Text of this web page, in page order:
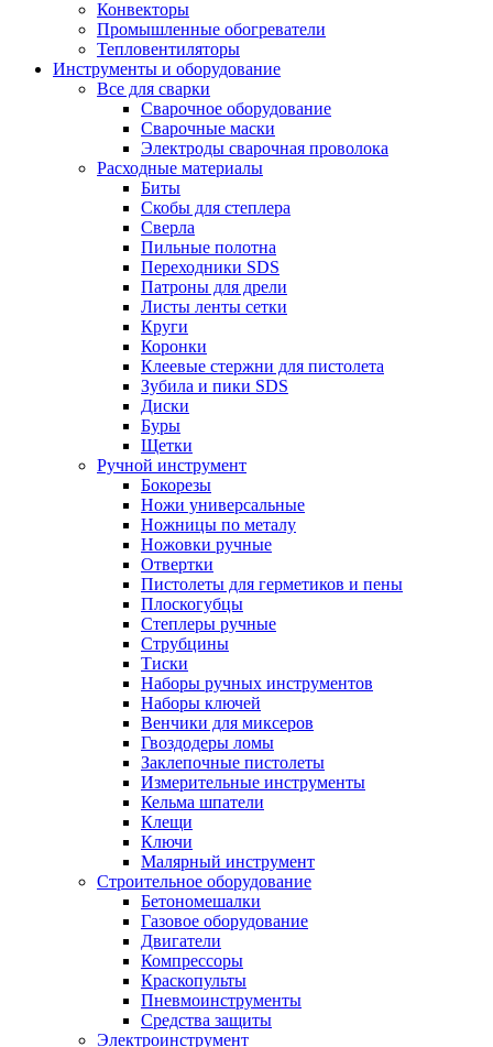
Конвекторы
Промышленные обогреватели
Тепловентиляторы
Инструменты и оборудование
Все для сварки
Сварочное оборудование
Сварочные маски
Электроды сварочная проволока
Расходные материалы
Биты
Скобы для степлера
Сверла
Пильные полотна
Переходники SDS
Патроны для дрели
Листы ленты сетки
Круги
Коронки
Клеевые стержни для пистолета
Зубила и пики SDS
Диски
Буры
Щетки
Ручной инструмент
Бокорезы
Ножи универсальные
Ножницы по металу
Ножовки ручные
Отвертки
Пистолеты для герметиков и пены
Плоскогубцы
Степлеры ручные
Струбцины
Тиски
Наборы ручных инструментов
Наборы ключей
Венчики для миксеров
Гвоздодеры ломы
Заклепочные пистолеты
Измерительные инструменты
Кельма шпатели
Клещи
Ключи
Малярный инструмент
Строительное оборудование
Бетономешалки
Газовое оборудование
Двигатели
Компрессоры
Краскопульты
Пневмоинструменты
Средства защиты
Электроинструмент